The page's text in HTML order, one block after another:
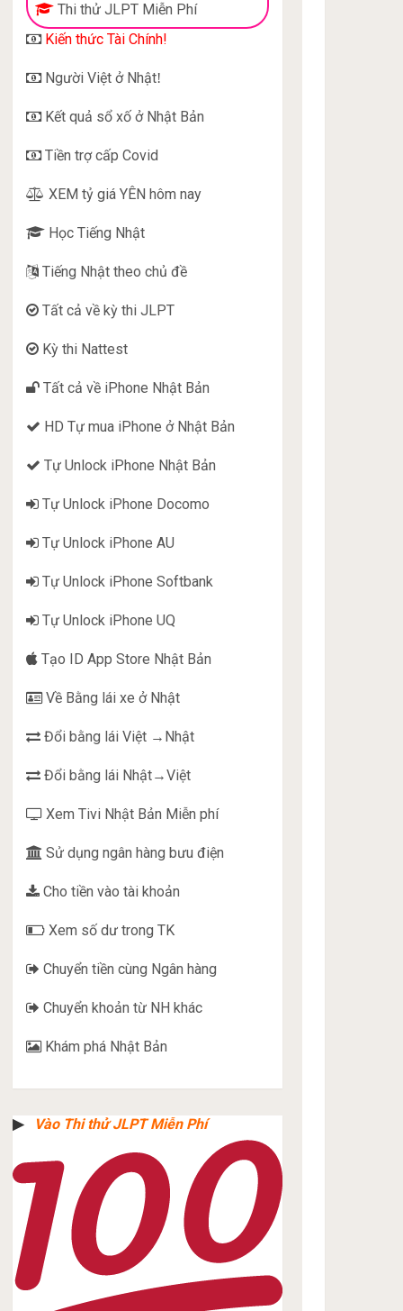
Thi thử JLPT Miễn Phí
Kiến thức Tài Chính!
Người Việt ở Nhật!
Kết quả sổ xố ở Nhật Bản
Tiền trợ cấp Covid
XEM tỷ giá YÊN hôm nay
Học Tiếng Nhật
Tiếng Nhật theo chủ đề
Tất cả về kỳ thi JLPT
Kỳ thi Nattest
Tất cả về iPhone Nhật Bản
HD Tự mua iPhone ở Nhật Bản
Tự Unlock iPhone Nhật Bản
Tự Unlock iPhone Docomo
Tự Unlock iPhone AU
Tự Unlock iPhone Softbank
Tự Unlock iPhone UQ
Tạo ID App Store Nhật Bản
Về Bằng lái xe ở Nhật
Đổi bằng lái Việt →Nhật
Đổi bằng lái Nhật→Việt
Xem Tivi Nhật Bản Miễn phí
Sử dụng ngân hàng bưu điện
Cho tiền vào tài khoản
Xem số dư trong TK
Chuyển tiền cùng Ngân hàng
Chuyển khoản từ NH khác
Khám phá Nhật Bản
▶︎ Vào Thi thử JLPT Miễn Phí